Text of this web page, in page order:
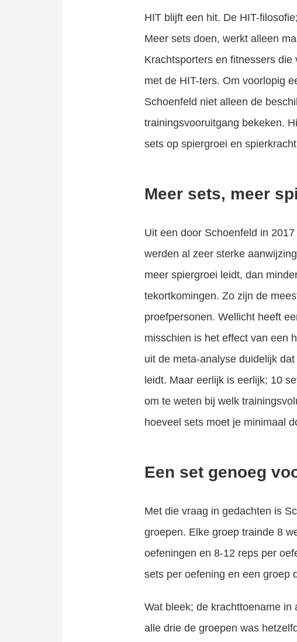
HIT blijft een hit. De HIT-
Meer sets doen, werkt alleen
Krachtsporters en fitnessers
met de HIT-ters. Om voorlopig
Schoenfeld niet alleen de
trainingsvooruitgang bekeken.
sets op spiergroei en
Meer sets, meer
Uit een door Schoenfeld in
werden al zeer sterke
meer spiergroei leidt, dan
tekortkomingen. Zo zijn de
proefpersonen. Wellicht heeft
misschien is het effect van een
uit de meta-analyse duidelijk
leidt. Maar eerlijk is eerlijk; 10
om te weten bij welk
hoeveel sets moet je minimaal
Een set genoeg
Met die vraag in gedachten is
groepen. Elke groep trainde 8
oefeningen en 8-12 reps per
sets per oefening en een groep
Wat bleek; de krachttoename
alle drie de groepen was